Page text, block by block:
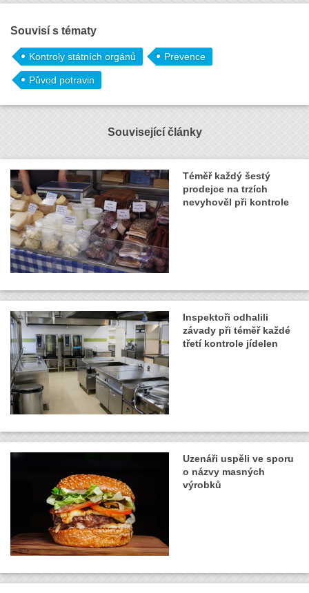
Souvisí s tématy
Kontroly státních orgánů Prevence
Původ potravin
Související články
Téměř každý šestý
prodejce na trzích
nevyhověl při kontrole
Inspektoři odhalili
závady při téměř každé
třetí kontrole jídelen
Uzenáři uspěli ve sporu
o názvy masných
výrobků